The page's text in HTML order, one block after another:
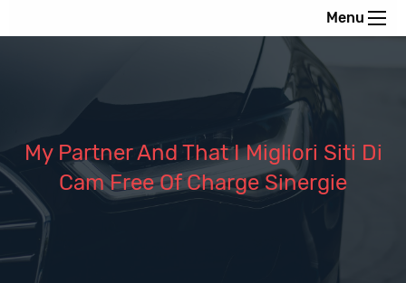
Menu
My Partner And That I Migliori Siti Di
Cam Free Of Charge Sinergie